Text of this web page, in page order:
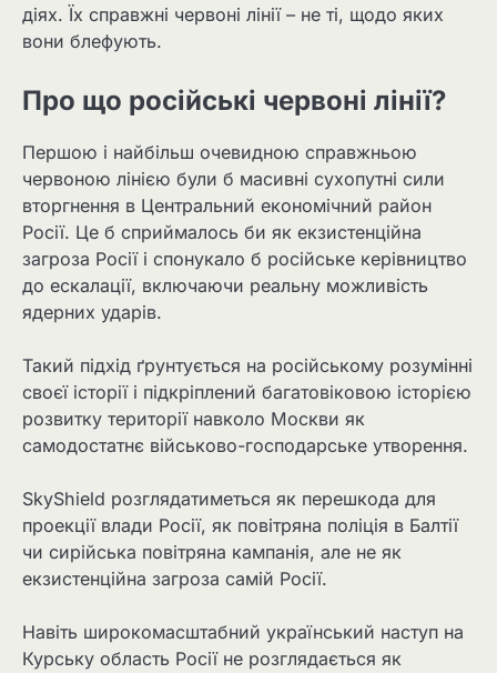
діях. Їх справжні червоні лінії – не ті, щодо яких
вони блефують.
Про що російські червоні лінії?
Першою і найбільш очевидною справжньою
червоною лінією були б масивні сухопутні сили
вторгнення в Центральний економічний район
Росії. Це б сприймалось би як екзистенційна
загроза Росії і спонукало б російське керівництво
до ескалації, включаючи реальну можливість
ядерних ударів.
Такий підхід ґрунтується на російському розумінні
своєї історії і підкріплений багатовіковою історією
розвитку території навколо Москви як
самодостатнє військово-господарське утворення.
SkyShield розглядатиметься як перешкода для
проекції влади Росії, як повітряна поліція в Балтії
чи сирійська повітряна кампанія, але не як
екзистенційна загроза самій Росії.
Навіть широкомасштабний український наступ на
Курську область Росії не розглядається як